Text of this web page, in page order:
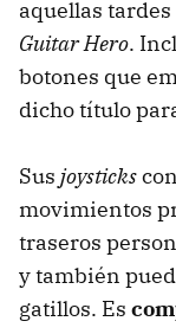
aquellas
Guitar Hero.
botones que
dicho título
Sus joysticks
movimientos
traseros
y también
gatillos. Es